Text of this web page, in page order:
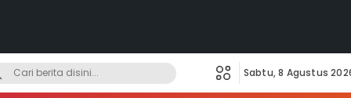
Sabtu, 8 Agustus